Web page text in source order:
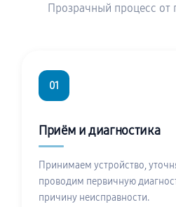
Прозрачный процесс от
01
Приём и диагностика
Принимаем устройство,
проводим первичную
причину неисправности.